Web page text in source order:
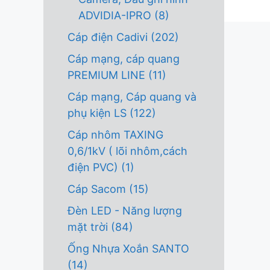
ADVIDIA-IPRO (8)
Cáp điện Cadivi (202)
Cáp mạng, cáp quang
PREMIUM LINE (11)
Cáp mạng, Cáp quang và
phụ kiện LS (122)
Cáp nhôm TAXING
0,6/1kV ( lõi nhôm,cách
điện PVC) (1)
Cáp Sacom (15)
Đèn LED - Năng lượng
mặt trời (84)
Ống Nhựa Xoắn SANTO
(14)